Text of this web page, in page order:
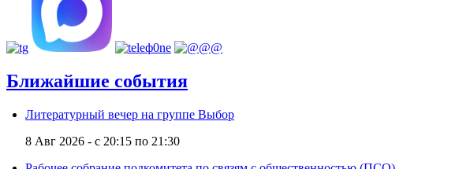
Ближайшие события
Литературный вечер на группе Выбор
8 Авг 2026 - с 20:15 по 21:30